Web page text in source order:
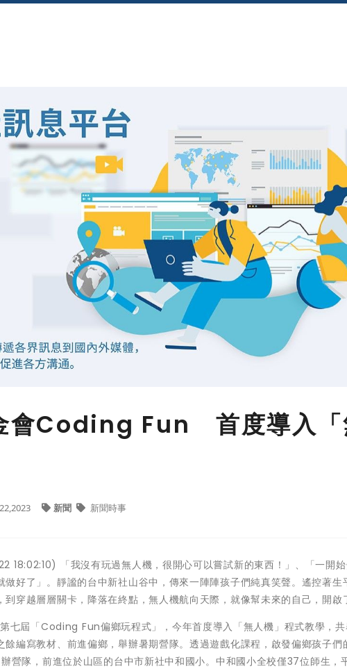
會Coding Fun 首度導入「
新聞 新聞時事
18:02:10) 「我沒有玩過無人機，很開心可以嘗試新的東西！」、「一開
做好了」。靜謐的台中新社山谷中，傳來一陣陣孩子們純真笑聲。遙控著生
穿越層層關卡，降落在終點，無人機航向天際，就像幫未來的自己，開啟
七屆「Coding Fun偏鄉玩程式」，今年首度導入「無人機」程式教學，
編寫教材、前進偏鄉，舉辦暑期營隊。透過遊戲化課程，啟發偏鄉孩子們
營隊，前進位於山區的台中市新社中和國小。中和國小全校僅37位師生，